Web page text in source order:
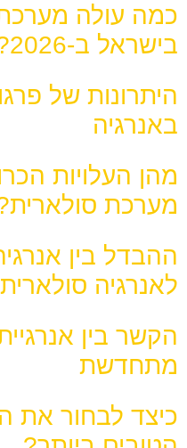
כמה עולה
בישראל ב-2026?
היתרונות של
באנרגיה
מהן העלויות
מערכת
ההבדל בין
לאנרגיה סולארית
הקשר בין
מתחדשת
כיצד לבחור את